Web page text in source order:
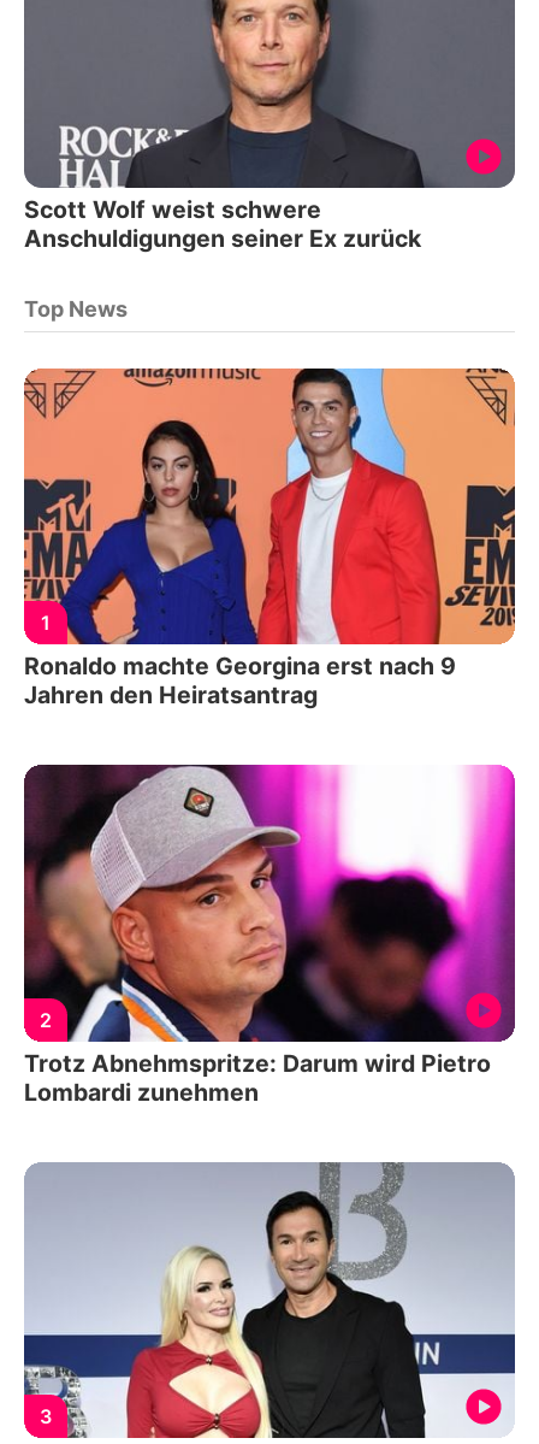
Scott Wolf weist schwere
Anschuldigungen seiner Ex zurück
Top News
1
Ronaldo machte Georgina erst nach 9
Jahren den Heiratsantrag
2
Trotz Abnehmspritze: Darum wird Pietro
Lombardi zunehmen
3